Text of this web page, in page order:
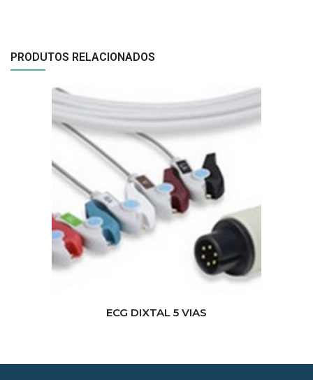
PRODUTOS RELACIONADOS
ECG DIXTAL 5 VIAS